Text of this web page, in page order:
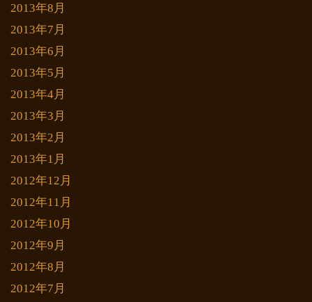
2013年8月
2013年7月
2013年6月
2013年5月
2013年4月
2013年3月
2013年2月
2013年1月
2012年12月
2012年11月
2012年10月
2012年9月
2012年8月
2012年7月